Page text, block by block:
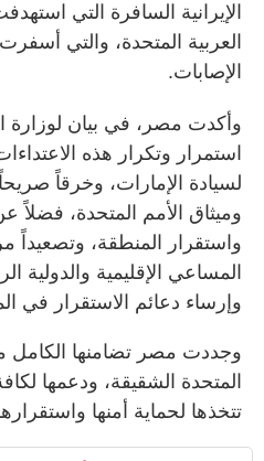
الإيرانية السافرة التي
العربية المتحدة، والتي
الإصابات.
وأكدت مصر، في بيان لوزارة
استمرار وتكرار هذه
لسيادة الإمارات، وخرقاً
وميثاق الأمم المتحدة، فضلاً
واستقرار المنطقة،
المساعي الإقليمية والدولية
وإرساء دعائم الاستقرار في
وجددت مصر تضامنها الكامل
المتحدة الشقيقة، ودعمها
تتخذها لحماية أمنها